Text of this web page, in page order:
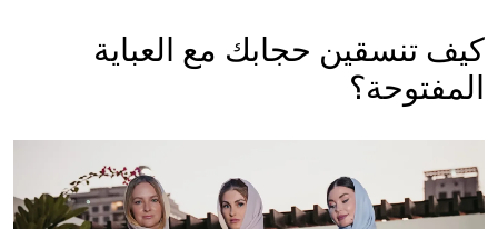
كيف تنسقين حجابك مع العباية
المفتوحة؟